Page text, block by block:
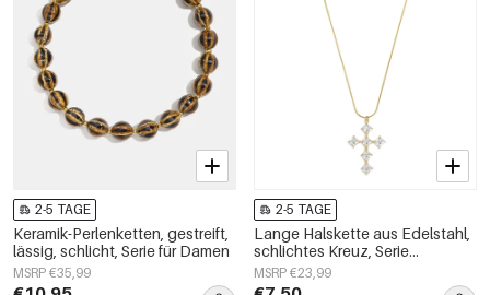
2-5 TAGE
Keramik-Perlenketten, gestreift,
lässig, schlicht, Serie für Damen
MSRP €35,99
2-5 TAGE
Lange Halskette aus Edelstahl,
schlichtes Kreuz, Serie
„Alltagsschmuck“,
Damenschmuck
MSRP €23,99